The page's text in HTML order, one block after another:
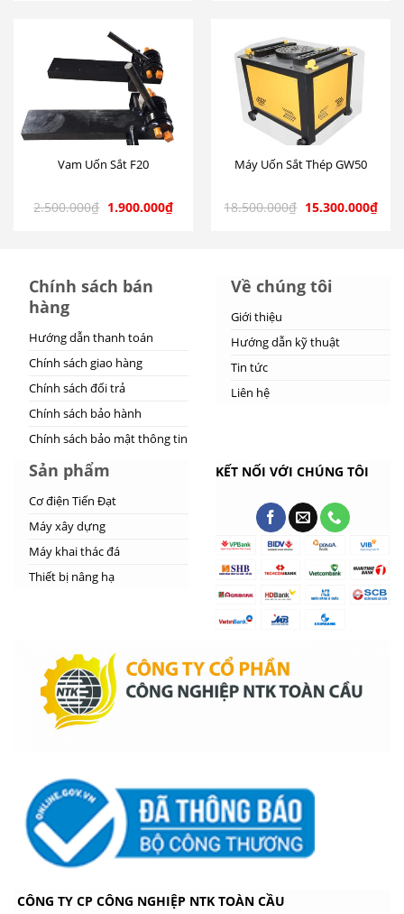
Vam Uốn Sắt F20
2.500.000₫ 1.900.000₫
Máy Uốn Sắt Thép GW50
18.500.000₫ 15.300.000₫
Chính sách bán
hàng
Hướng dẫn thanh toán
Chính sách giao hàng
Chính sách đổi trả
Chính sách bảo hành
Chính sách bảo mật thông tin
Về chúng tôi
Giới thiệu
Hướng dẫn kỹ thuật
Tin tức
Liên hệ
Sản phẩm
Cơ điện Tiến Đạt
Máy xây dựng
Máy khai thác đá
Thiết bị nâng hạ
KẾT NỐI VỚI CHÚNG TÔI
CÔNG TY CP CÔNG NGHIỆP NTK TOÀN CẦU